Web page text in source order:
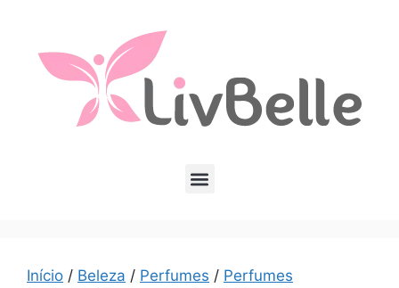
Início / Beleza / Perfumes / Perfumes